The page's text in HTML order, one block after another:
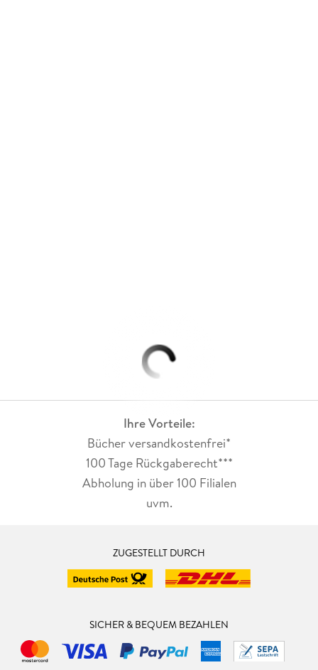
Ihre Vorteile:
Bücher versandkostenfrei*
100 Tage Rückgaberecht***
Abholung in über 100 Filialen
uvm.
ZUGESTELLT DURCH
SICHER & BEQUEM BEZAHLEN